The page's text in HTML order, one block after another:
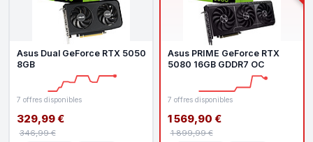
Asus Dual GeForce RTX 5050
8GB
7 offres disponibles
329,99 €
346,99 €
Asus PRIME GeForce RTX
5080 16GB GDDR7 OC
7 offres disponibles
1 569,90 €
1 899,99 €